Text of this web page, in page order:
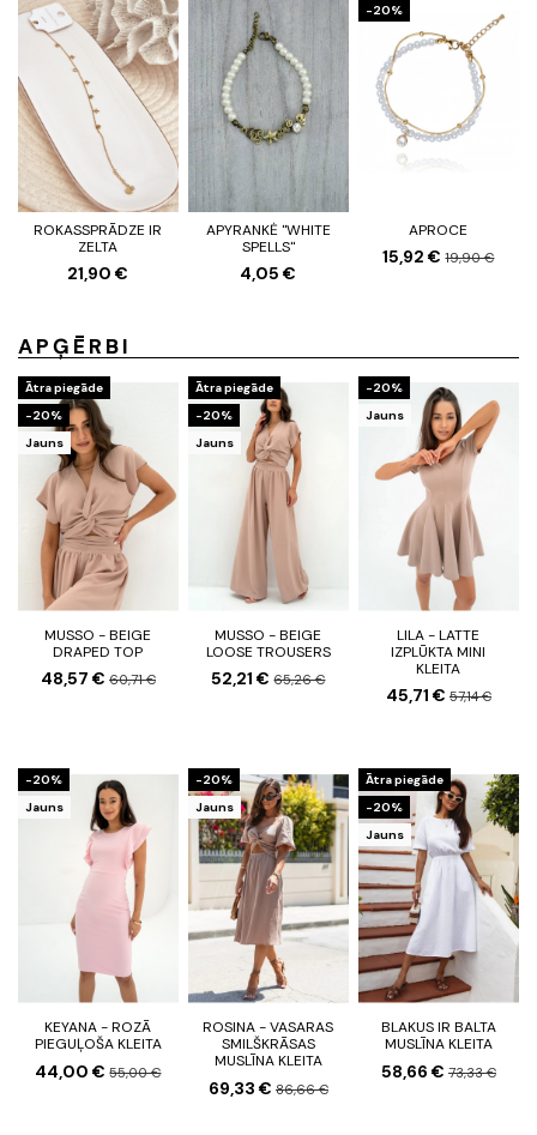
ROKASSPRĀDZE IR
ZELTA
21,90 €
APYRANKĖ "WHITE
SPELLS"
4,05 €
-20%
APROCE
15,92 €19,90 €
APĢĒRBI
Ātra piegāde
-20%
Jauns
MUSSO - BEIGE
DRAPED TOP
48,57 € 60,71 €
Ātra piegāde
-20%
Jauns
MUSSO - BEIGE
LOOSE TROUSERS
52,21 €65,26 €
-20%
Jauns
LILA - LATTE
IZPLŪKTA MINI
KLEITA
45,71 € 57,14 €
-20%
Jauns
KEYANA - ROZĀ
PIEGUĻOŠA KLEITA
44,00 €55,00 €
-20%
Jauns
ROSINA - VASARAS
SMILŠKRĀSAS
MUSLĪNA KLEITA
69,33 € 86,66 €
Ātra piegāde
-20%
Jauns
BLAKUS IR BALTA
MUSLĪNA KLEITA
58,66 € 73,33 €